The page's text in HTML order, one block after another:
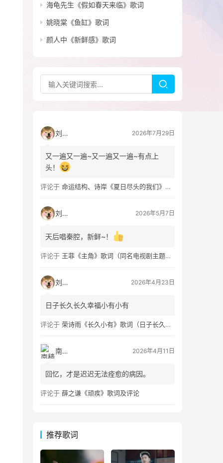
海龟先生《假如春天来临》歌词
姚晓棠《鱼缸》歌词
颜人中《新鲜感》歌词
刘看山 2026年7月29日
又一遍又一遍~又一遍又一遍~有点上
头！
评论于 命运结构、诗岸《夏日尽头的我们》歌词及钢琴谱免费获取
刘看山 2026年5月7日
天后唱秦腔，新鲜~！
评论于 王菲《主角》歌词（同名电视剧主题曲）
刘看山 2026年4月23日
日子长久长久幸福小有小有
评论于 荣诗雨《长久小有》歌词（日子长久幸福小有）
南穑 2026年4月11日
回忆，才是迟迟无法痊愈的病因。
评论于 薛之谦《顽疾》歌词及评论
推荐歌词